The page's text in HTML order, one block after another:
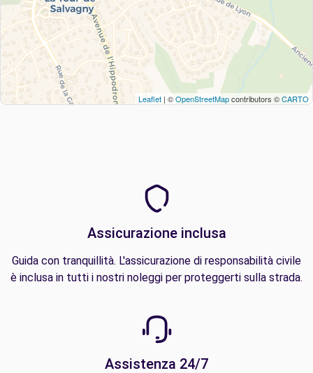
Leaflet | ©OpenStreetMapcontributors ©CARTO
Assicurazione inclusa
Guida con tranquillità. L'assicurazione di responsabilità civile
è inclusa in tutti i nostri noleggi per proteggerti sulla strada.
Assistenza 24/7